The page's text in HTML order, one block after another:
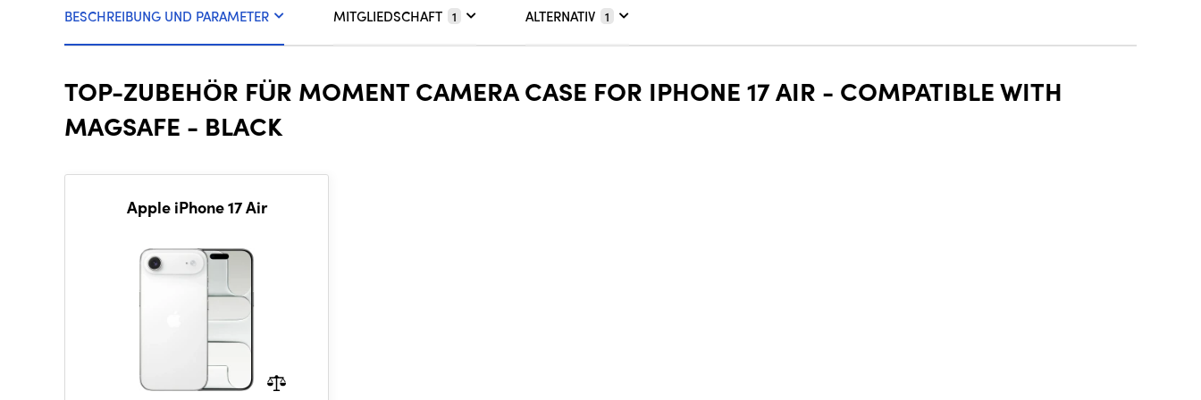
BESCHREIBUNG UND PARAMETER MITGLIEDSCHAFT 1 ALTERNATIV 1
TOP-ZUBEHÖR FÜR MOMENT CAMERA CASE FOR IPHONE 17 AIR - COMPATIBLE WITH
MAGSAFE - BLACK
Apple iPhone 17 Air